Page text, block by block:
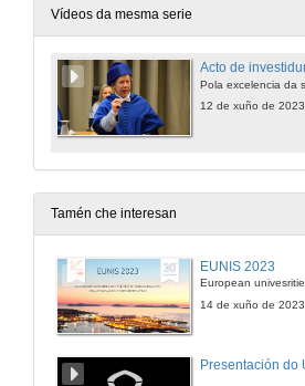
Vídeos da mesma serie
12 de xuño de 2023
Tamén che interesan
EUNIS 2023
14 de xuño de 2023